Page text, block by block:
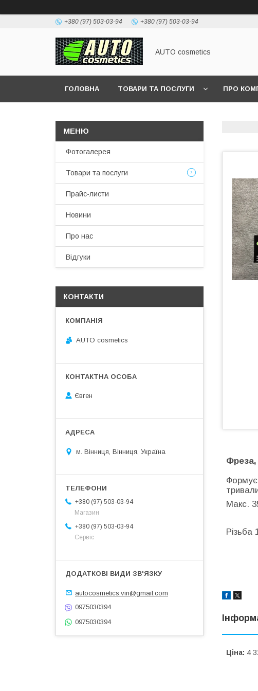
+380 (97) 503-03-94 +380 (97) 503-03-94
AUTO cosmetics
ГОЛОВНА ТОВАРИ ТА ПОСЛУГИ ПРО
Фреза,
Формує
Макс.
Різьба
Ціна: 4
Фотогалерея
Товари та послуги
Прайс-листи
Новини
Про нас
Відгуки
КОНТАКТИ
AUTO cosmetics
Євген
м. Вінниця, Вінниця, Україна
+380 (97) 503-03-94
Магазин
+380 (97) 503-03-94
Сервіс
autocosmetics.vin@gmail.com
0975030394
0975030394